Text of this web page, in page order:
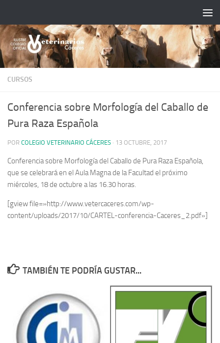
CURSOS
Conferencia sobre Morfología del Caballo de
Pura Raza Española
POR COLEGIO VETERINARIO CÁCERES · 13 OCTUBRE, 2017
Conferencia sobre Morfología del Caballo de Pura Raza Española,
que se celebrará en el Aula Magna de la Facultad el próximo
miércoles, 18 de octubre a las 16.30 horas.
[gview file=»http://www.vetercaceres.com/wp-
content/uploads/2017/10/CARTEL-conferencia-Caceres_2.pdf»]
TAMBIÉN TE PODRÍA GUSTAR...